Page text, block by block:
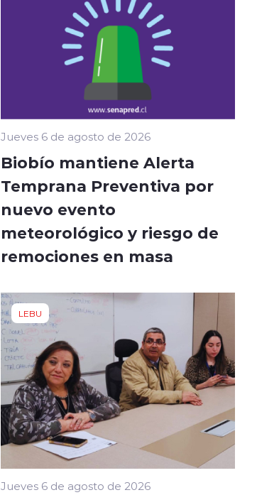
Jueves 6 de agosto de 2026
Biobío mantiene Alerta
Temprana Preventiva por
nuevo evento
meteorológico y riesgo de
remociones en masa
LEBU
Jueves 6 de agosto de 2026